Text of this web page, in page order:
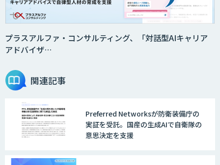
プラスアルファ・コンサルティング、「対話型AIキャリア
アドバイザ…
関連記事
Preferred Networksが防衛装備庁の
実証を受託。国産の生成AIで自衛隊の
意思決定を支援